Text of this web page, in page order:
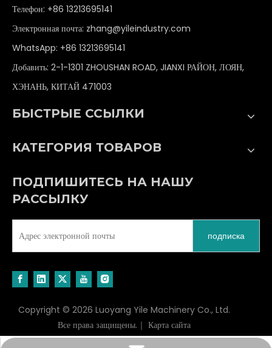
Телефон: +86 13213695141
Электронная почта: zhang@yileindustry.com
WhatsApp: +86 13213695141
Добавить: 2-1-1301 ZHOUSHAN ROAD, JIANXI РАЙОН, ЛОЯН,
ХЭНАНЬ, КИТАЙ 471003
БЫСТРЫЕ ССЫЛКИ
КАТЕГОРИЯ ТОВАРОВ
ПОДПИШИТЕСЬ НА НАШУ
РАССЫЛКУ
подписка
Copyright © 2026 Luoyang Yile Machinery Co., Ltd.
Все права защищены.｜ Карта сайта